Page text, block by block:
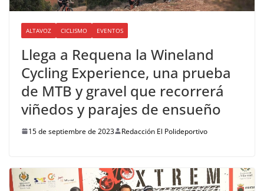
ALTAVOZ CICLISMO EVENTOS
Llega a Requena la Wineland
Cycling Experience, una prueba
de MTB y gravel que recorrerá
viñedos y parajes de ensueño
15 de septiembre de 2023 Redacción El Polideportivo